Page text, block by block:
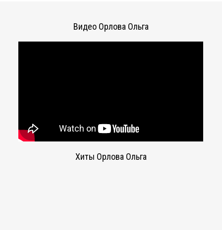
Видео Орлова Ольга
Хиты Орлова Ольга